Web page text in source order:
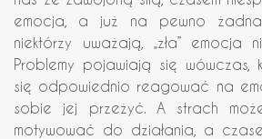
emocja, a już na pewno
niektórzy uważają, „zła” emocja
Problemy pojawiają się wówczas,
się odpowiednio reagować na
sobie jej przeżyć. A strach
motywować do działania, a